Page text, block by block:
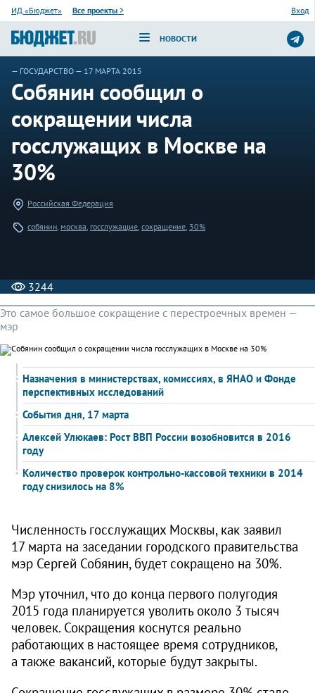
ИД «Бюджет» Все проекты > Вход
НОВОСТИ
— ГОСУДАРСТВО — 17 МАРТА 2015
Собянин сообщил о
сокращении числа
госслужащих в Москве на
30%
Российская Федерация
собянин, москва, госслужащие, сокращение, 30%
3244
Это самое большое сокращение с перестроечных времен —
мэр
Назначения в министерствах, комиссиях, в ЯНАО и Фонде
перспективных исследований
События дня, 17 марта
Алексей Улюкаев: Рост ВВП России возобновится в 2016
году
Количество проверок контрольно-кассовой техники в 2014
году снизилось на 8%
Численность госслужащих Москвы, как заявил
17 марта на заседании городского правительства
мэр Сергей Собянин, будет сокращено на 30%.
Мэр уточнил, что до конца первого полугодия
2015 года планируется уволить около 3 тысяч
человек. Сокращения коснутся реально
работающих в настоящее время сотрудников,
а также вакансий, которые будут закрыты.